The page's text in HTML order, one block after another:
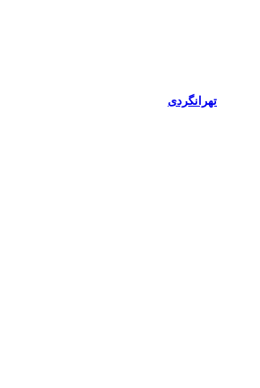
تهرانگردی